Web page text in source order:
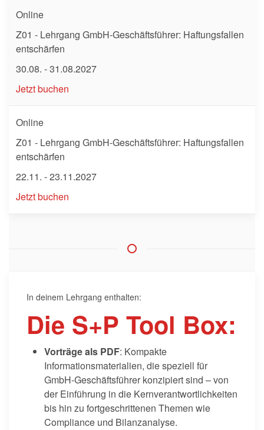
Online
Z01 - Lehrgang GmbH-Geschäftsführer: Haftungsfallen
entschärfen
30.08. - 31.08.2027
Jetzt buchen
Online
Z01 - Lehrgang GmbH-Geschäftsführer: Haftungsfallen
entschärfen
22.11. - 23.11.2027
Jetzt buchen
In deinem Lehrgang enthalten:
Die S+P Tool Box:
Vorträge als PDF: Kompakte
Informationsmaterialien, die speziell für
GmbH-Geschäftsführer konzipiert sind – von
der Einführung in die Kernverantwortlichkeiten
bis hin zu fortgeschrittenen Themen wie
Compliance und Bilanzanalyse.